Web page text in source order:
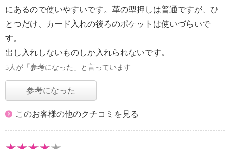
にあるので使いやすいです。革の型押しは普通ですが、ひ
とつだけ、カード入れの後ろのポケットは使いづらいで
す。
出し入れしないものしか入れられないです。
5人が「参考になった」と言っています
参考になった
このお客様の他のクチコミを見る